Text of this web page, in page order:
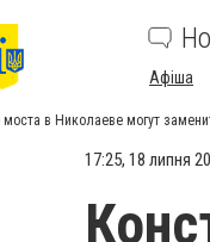
Афіша
моста в Николаеве могут
17:25, 18 липня